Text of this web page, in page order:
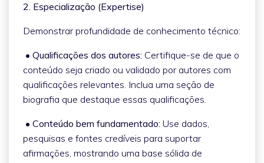
2. Especialização (Expertise)
Demonstrar profundidade de conhecimento técnico:
• Qualificações dos autores: Certifique-se de que o
conteúdo seja criado ou validado por autores com
qualificações relevantes. Inclua uma seção de
biografia que destaque essas qualificações.
• Conteúdo bem fundamentado: Use dados,
pesquisas e fontes credíveis para suportar
afirmações, mostrando uma base sólida de